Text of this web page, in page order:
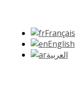
Français
English
العربية